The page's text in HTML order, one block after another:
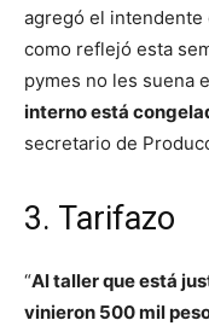
agregó el intendente
como reflejó esta
pymes no les suena
interno está
secretario de
3. Tarifazo
“Al taller que está
vinieron 500 mil